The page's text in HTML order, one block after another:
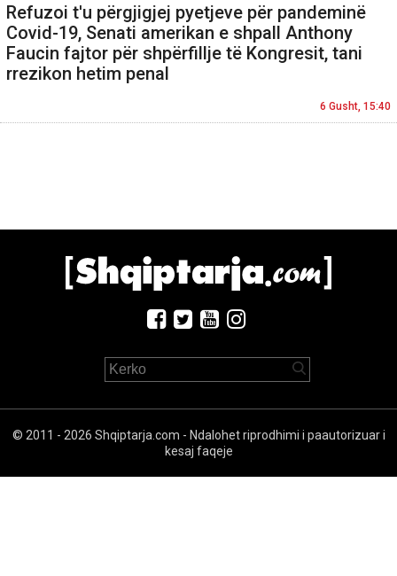
Refuzoi t'u përgjigjej pyetjeve për pandeminë
Covid-19, Senati amerikan e shpall Anthony
Faucin fajtor për shpërfillje të Kongresit, tani
rrezikon hetim penal
6 Gusht, 15:40
© 2011 - 2026 Shqiptarja.com - Ndalohet riprodhimi i paautorizuar i
kesaj faqeje